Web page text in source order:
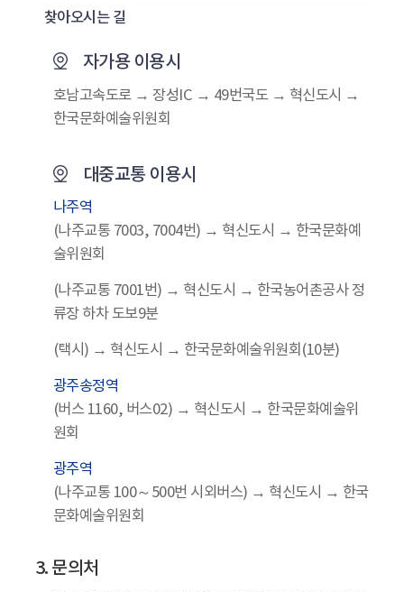
찾아오시는 길
자가용 이용시
호남고속도로 → 장성IC → 49번국도 → 혁신도시 →
한국문화예술위원회
대중교통 이용시
나주역
(나주교통 7003, 7004번) → 혁신도시 → 한국문화예
술위원회
(나주교통 7001번) → 혁신도시 → 한국농어촌공사 정
류장 하차 도보9분
(택시) → 혁신도시 → 한국문화예술위원회(10분)
광주송정역
(버스 1160, 버스02) → 혁신도시 → 한국문화예술위
원회
광주역
(나주교통 100～500번 시외버스) → 혁신도시 → 한국
문화예술위원회
3. 문의처